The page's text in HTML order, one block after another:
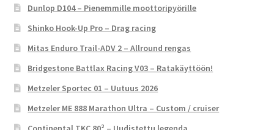
Dunlop D104 – Pienemmille moottoripyörille
Shinko Hook-Up Pro – Drag racing
Mitas Enduro Trail-ADV 2 – Allround rengas
Bridgestone Battlax Racing V03 – Ratakäyttöön!
Metzeler Sportec 01 – Uutuus 2026
Metzeler ME 888 Marathon Ultra – Custom / cruiser